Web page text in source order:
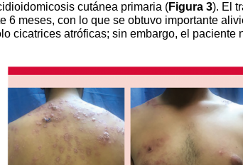
cutánea primaria (Figura 3). El
6 meses, con lo que se obtuvo importante
cicatrices atróficas; sin embargo, el paciente